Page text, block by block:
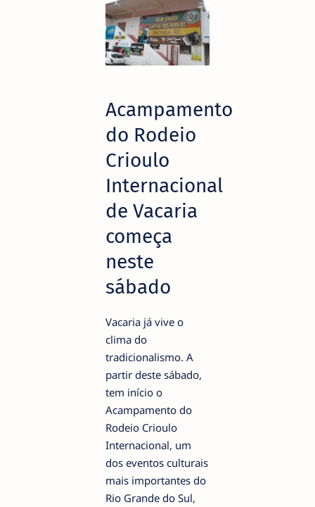
Acampamento
do Rodeio
Crioulo
Internacional
de Vacaria
começa
neste
sábado
Vacaria já vive o
clima do
tradicionalismo. A
partir deste sábado,
tem início o
Acampamento do
Rodeio Crioulo
Internacional, um
dos eventos culturais
mais importantes do
Rio Grande do Sul,